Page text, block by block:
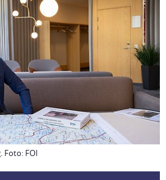
Foto: FOI